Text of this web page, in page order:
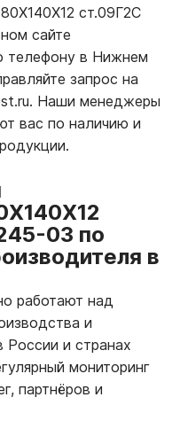
ст.09Г2С
сайте
телефону в Нижнем
запрос на
Наши менеджеры
вас по наличию и
03 по
в
работают над
и
России и странах
мониторинг
партнёров и